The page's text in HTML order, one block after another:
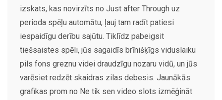
izskats, kas novirzīts no Just after Through uz
perioda spēļu automātu, ļauj tam radīt patiesi
iespaidīgu derību sajūtu. Tiklīdz pabeigsit
tiešsaistes spēli, jūs sagaidīs brīnišķīgs viduslaiku
pils fons greznu videi draudzīgu nozaru vidū, un jūs
varēsiet redzēt skaidras zilas debesis. Jaunākās
grafikas prom no Ne tik sen video slots izmēģināt